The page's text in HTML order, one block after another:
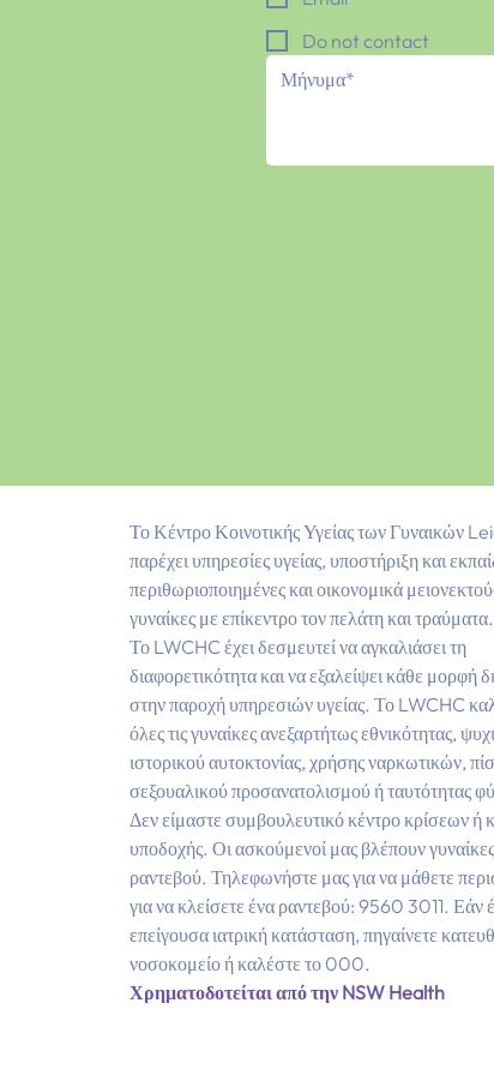
Το Κέντρο Κοινοτικής Υγείας των Γυναικών
παρέχει υπηρεσίες υγείας, υποστήριξη και
περιθωριοποιημένες και οικονομικά
γυναίκες με επίκεντρο τον πελάτη και τραύματα.
Το LWCHC έχει δεσμευτεί να αγκαλιάσει τη
διαφορετικότητα και να εξαλείψει κάθε μορφή
στην παροχή υπηρεσιών υγείας. Το LWCHC
όλες τις γυναίκες ανεξαρτήτως εθνικότητας,
ιστορικού αυτοκτονίας, χρήσης ναρκωτικών,
σεξουαλικού προσανατολισμού ή ταυτότητας
Δεν είμαστε συμβουλευτικό κέντρο κρίσεων ή
υποδοχής. Οι ασκούμενοί μας βλέπουν
ραντεβού. Τηλεφωνήστε μας για να μάθετε
για να κλείσετε ένα ραντεβού: 9560 3011. Εάν
επείγουσα ιατρική κατάσταση, πηγαίνετε
νοσοκομείο ή καλέστε το 000.
Χρηματοδοτείται από την NSW Health
Do not contact